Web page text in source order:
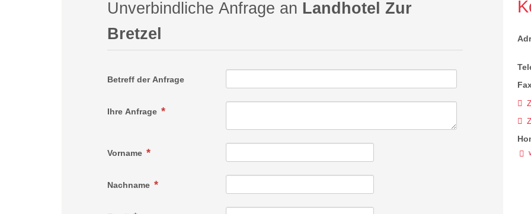
Unverbindliche Anfrage an Landhotel Zur
Bretzel
Betreff der Anfrage
Ihre Anfrage
Vorname
Nachname